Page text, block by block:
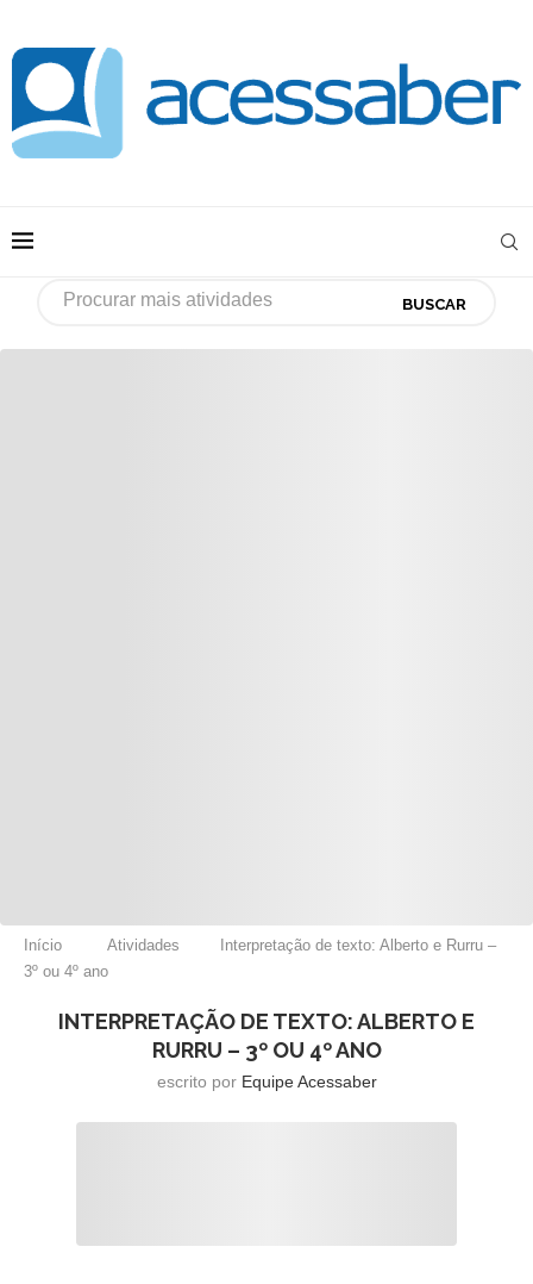
BUSCAR
Início Atividades
Interpretação de texto: Alberto e Rurru –
3º ou 4º ano
INTERPRETAÇÃO DE TEXTO: ALBERTO E
RURRU – 3º OU 4º ANO
escrito por Equipe Acessaber